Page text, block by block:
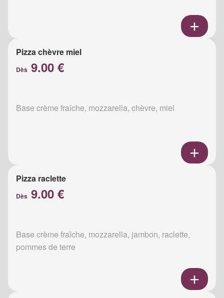
Pizza chèvre miel
Dès 9.00 €
Base crème fraîche, mozzarella, chèvre, miel
Pizza raclette
Dès 9.00 €
Base crème fraîche, mozzarella, jambon, raclette,
pommes de terre